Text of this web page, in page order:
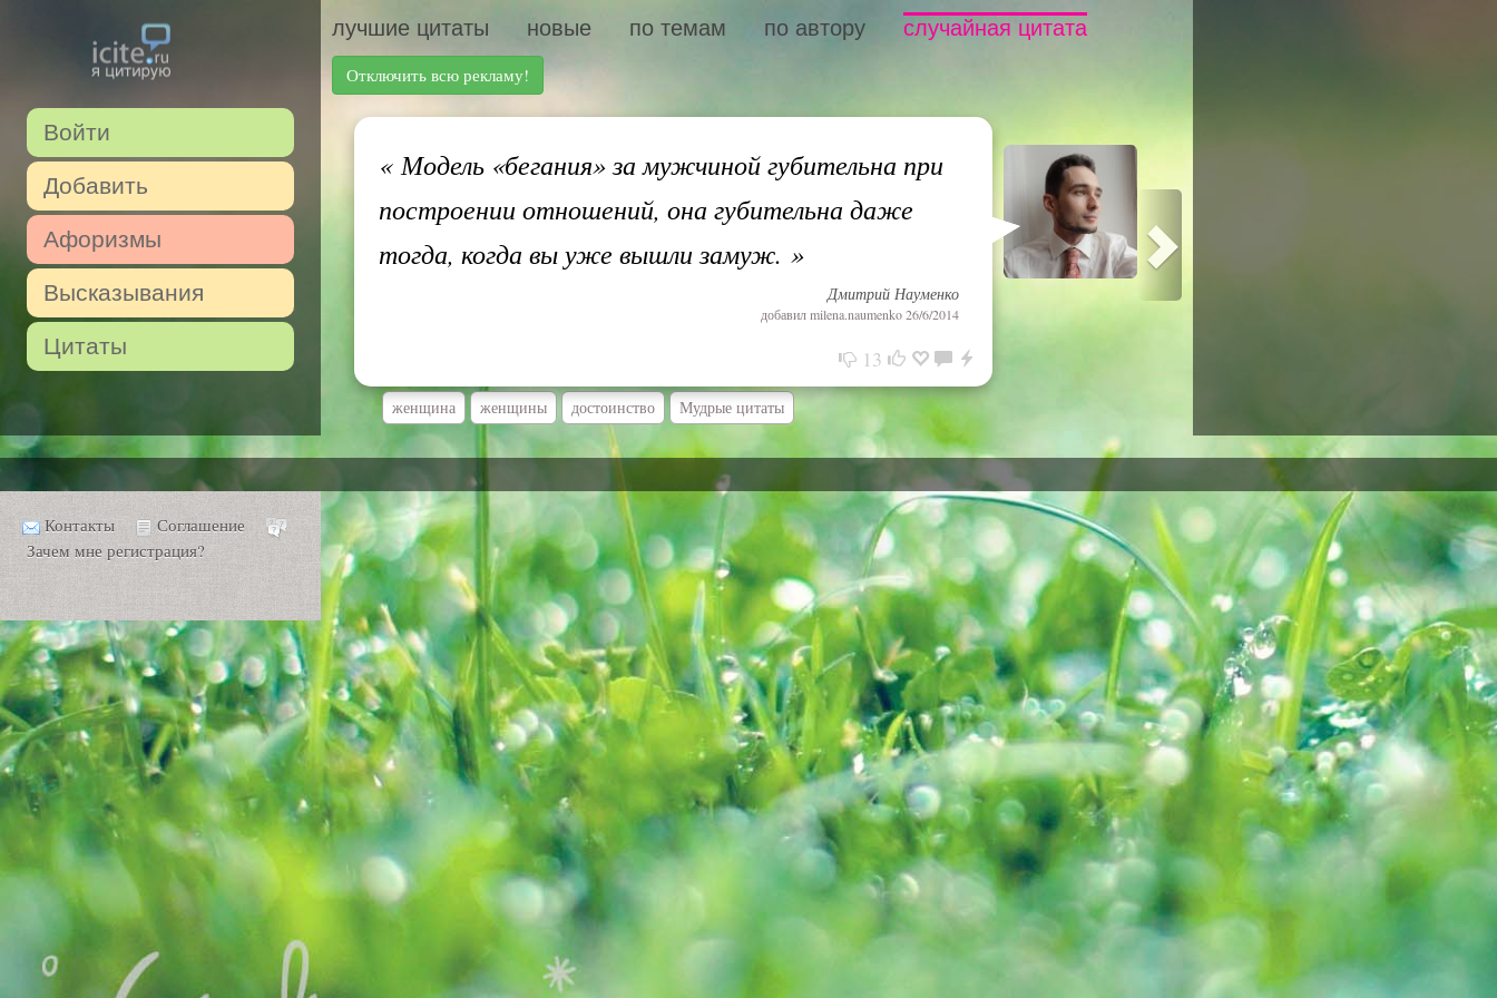
Войти
Добавить
Афоризмы
Высказывания
Цитаты
лучшие цитаты новые по темам по автору случайная цитата
Отключить всю рекламу!
«Модель «бегания» за мужчиной губительна при
построении отношений, она губительна даже
тогда, когда вы уже вышли замуж. »
Дмитрий Науменко
добавилmilena.naumenko26/6/2014
13
женщина женщины достоинство Мудрые цитаты
Контакты
Соглашение
Зачем мне регистрация?